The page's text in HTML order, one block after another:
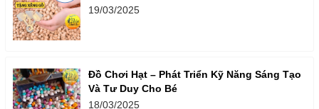
19/03/2025
Đồ Chơi Hạt – Phát Triển Kỹ Năng Sáng Tạo
Và Tư Duy Cho Bé
18/03/2025